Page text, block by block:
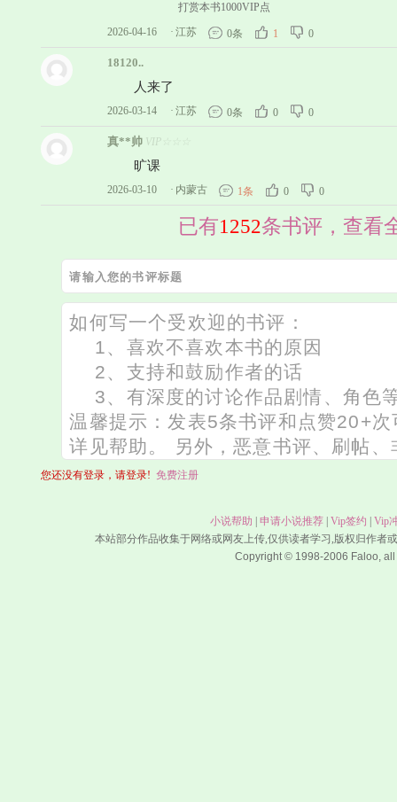
打赏本书1000VIP点
2026-04-16 · 江苏 0条 1 0
18120..
人来了
2026-03-14 · 江苏 0条 0 0
真**帅 VIP☆☆☆
旷课
2026-03-10 · 内蒙古 1条 0 0
已有1252条书评，查看
您还没有登录，请登录! 免费注册
小说帮助 申请小说推荐 Vip签约
Vip
本站部分作品收集于网络或网友上传,仅供读者学习,版权归作者
Copyright © 1998-2006 Faloo,